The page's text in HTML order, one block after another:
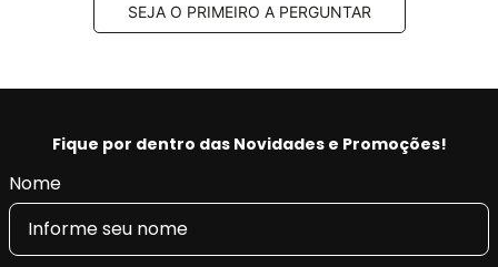
SEJA O PRIMEIRO A PERGUNTAR
Fique por dentro das Novidades e Promoções!
Nome